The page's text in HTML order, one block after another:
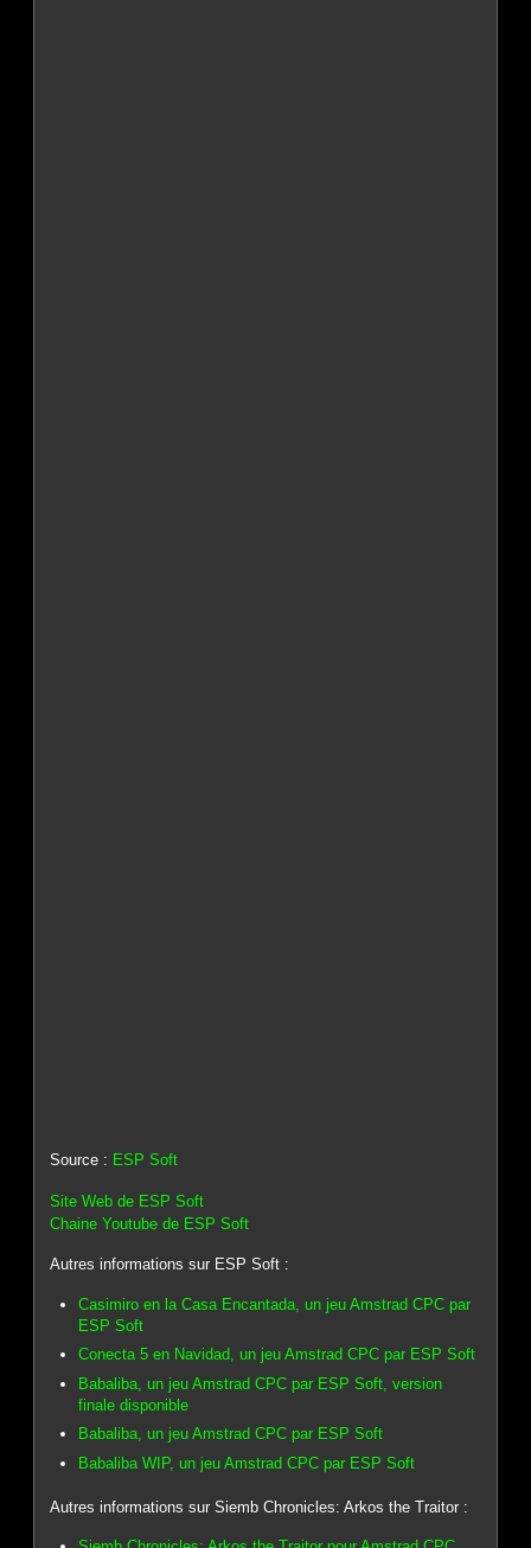
Source : ESP Soft
Site Web de ESP Soft
Chaine Youtube de ESP Soft
Autres informations sur ESP Soft :
Casimiro en la Casa Encantada, un jeu Amstrad CPC par
ESP Soft
Conecta 5 en Navidad, un jeu Amstrad CPC par ESP Soft
Babaliba, un jeu Amstrad CPC par ESP Soft, version
finale disponible
Babaliba, un jeu Amstrad CPC par ESP Soft
Babaliba WIP, un jeu Amstrad CPC par ESP Soft
Autres informations sur Siemb Chronicles: Arkos the Traitor :